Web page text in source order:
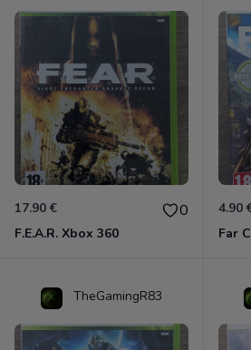
17.90 € 0
F.E.A.R. Xbox 360
4.90
TheGamingR83